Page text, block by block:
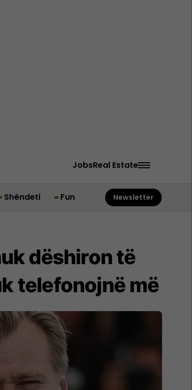
JobsReal Estate
Shëndeti Fun Newsletter
dëshiron të
telefonojnë më